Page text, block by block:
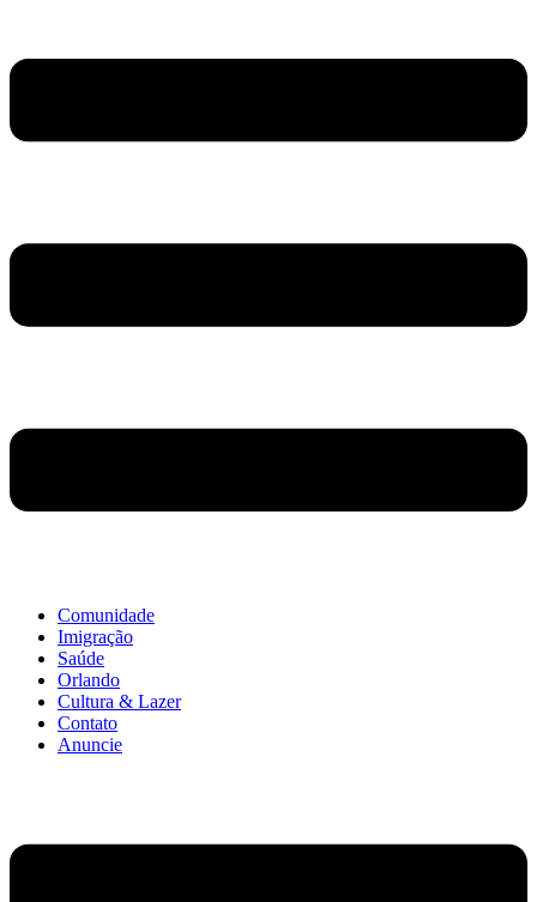
Comunidade
Imigração
Saúde
Orlando
Cultura & Lazer
Contato
Anuncie